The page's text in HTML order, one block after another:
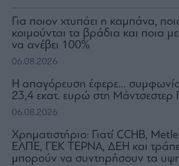
Για ποιον χτυπάει η καμπάνα,
κοιμούνται τα βράδια και ποια
να ανέβει 100%
06.08.2026
Η απαγόρευση έφερε…
23,4 εκατ. ευρώ στη Μάντσεστερ
06.08.2026
Χρηματιστήριο: Γιατί CCHB,
ΕΛΠΕ, ΓΕΚ ΤΕΡΝΑ, ΔΕΗ και
μπορούν να συντηρήσουν τα